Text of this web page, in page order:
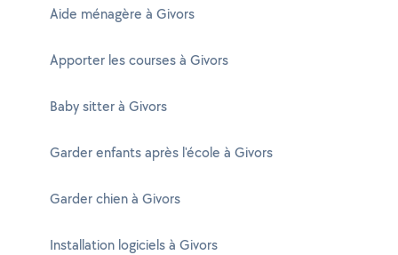
Aide ménagère à Givors
Apporter les courses à Givors
Baby sitter à Givors
Garder enfants après l'école à Givors
Garder chien à Givors
Installation logiciels à Givors